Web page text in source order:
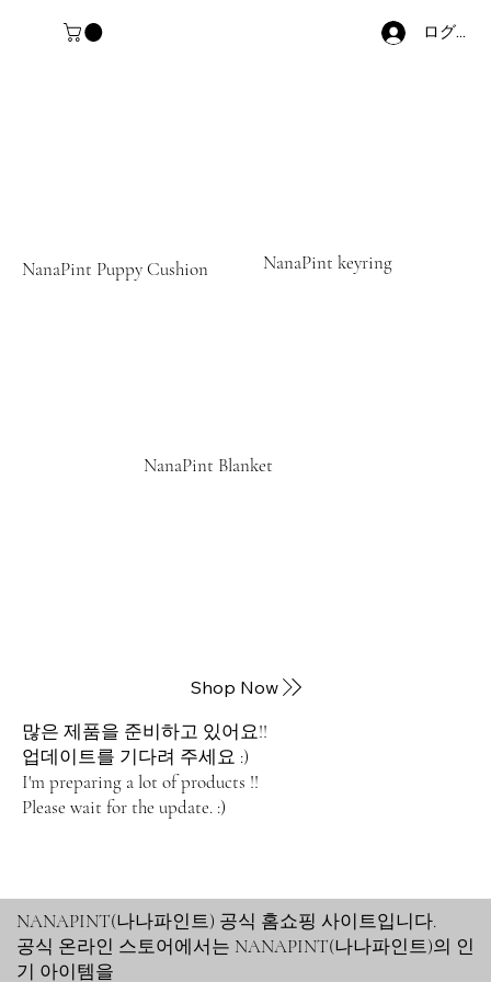
ログイン
NanaPint Puppy Cushion NanaPint keyring
NanaPint Blanket
Shop Now
많은 제품을 준비하고 있어요!!
업데이트를 기다려 주세요 :)
I'm preparing a lot of products !!
Please wait for the update. :)
NANAPINT(나나파인트) 공식 홈쇼핑 사이트입니다.
공식 온라인 스토어에서는 NANAPINT(나나파인트)의 인
기 아이템을